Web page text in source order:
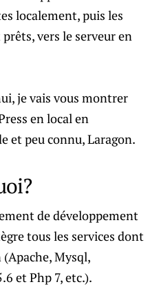
localement, puis les
vers le serveur en
je vais vous montrer
en local en
et peu connu, Laragon.
de développement
tous les services dont
Mysql,
et Php 7, etc.).